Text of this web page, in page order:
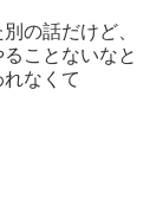
の話だけど、
ことないなと
なくて